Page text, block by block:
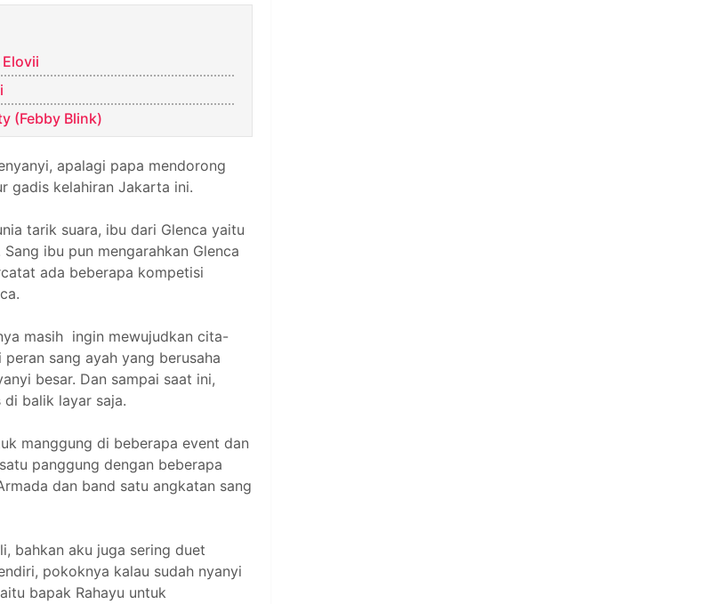
(Febby Blink)
apalagi papa mendorong
gadis kelahiran Jakarta ini.
tarik suara, ibu dari Glenca yaitu
ibu pun mengarahkan Glenca
ada beberapa kompetisi
masih ingin mewujudkan cita-
sang ayah yang berusaha
besar. Dan sampai saat ini,
balik layar saja.
manggung di beberapa event dan
panggung dengan beberapa
dan band satu angkatan sang
bahkan aku juga sering duet
pokoknya kalau sudah nyanyi
bapak Rahayu untuk